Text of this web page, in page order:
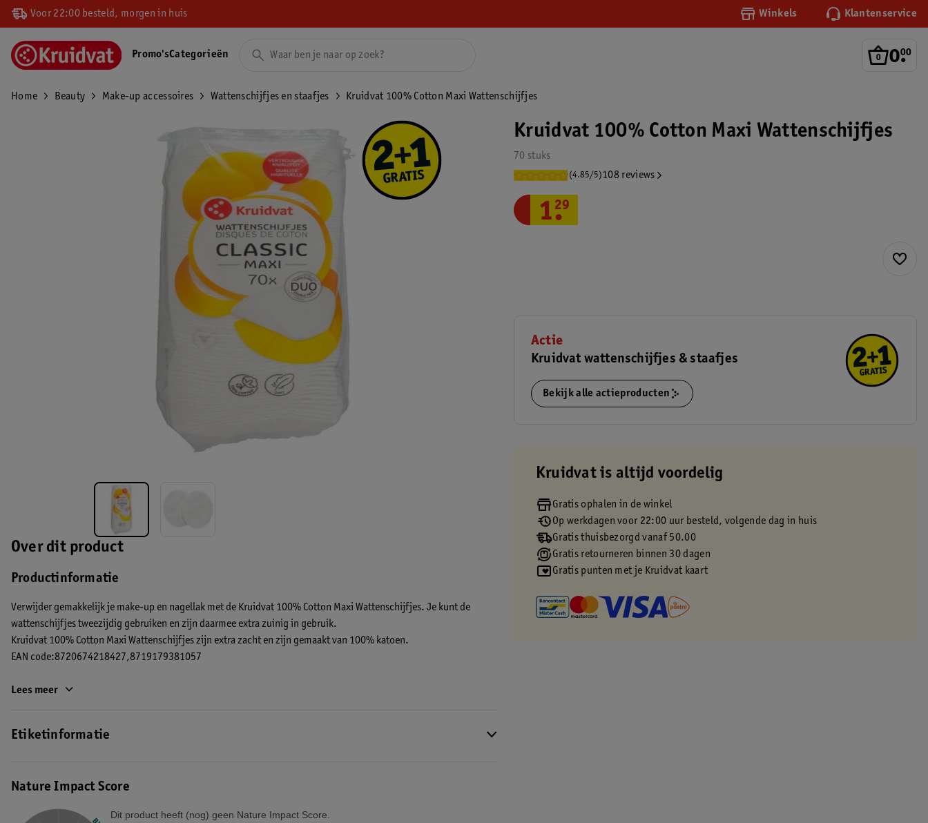
Voor 22:00 besteld, morgen in huis Winkels Klantenservice
0.
00
Promo'sCategorieën
Home Beauty Make-up accessoires Wattenschijfjes en staafjes Kruidvat 100% Cotton Maxi Wattenschijfjes
Over dit product
Productinformatie
Verwijder gemakkelijk je make-up en nagellak met de Kruidvat 100% Cotton Maxi Wattenschijfjes. Je kunt de
wattenschijfjes tweezijdig gebruiken en zijn daarmee extra zuinig in gebruik.
Kruidvat 100% Cotton Maxi Wattenschijfjes zijn extra zacht en zijn gemaakt van 100% katoen.
EAN code:8720674218427,8719179381057
Lees meer
Etiketinformatie
Nature Impact Score
Dit product heeft (nog) geen Nature Impact Score.
Kruidvat 100% Cotton Maxi Wattenschijfjes
70 stuks
(4.85/5)108 reviews
1.
29
Actie
Kruidvat wattenschijfjes & staafjes
Bekijk alle actieproducten
Kruidvat is altijd voordelig
Gratis ophalen in de winkel
Op werkdagen voor 22:00 uur besteld, volgende dag in huis
Gratis thuisbezorgd vanaf 50.00
Gratis retourneren binnen 30 dagen
Gratis punten met je Kruidvat kaart